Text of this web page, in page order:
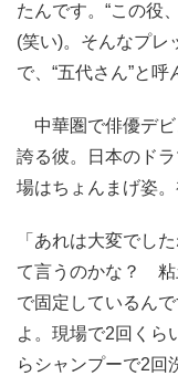
たんです。“この役
(笑い)。そんなプレ
で、“五代さん”と
中華圏で俳優デビ
誇る彼。日本のド
場はちょんまげ姿
「あれは大変でし
て言うのかな？ 粘
で固定しているん
よ。現場で2回くら
らシャンプーで2回